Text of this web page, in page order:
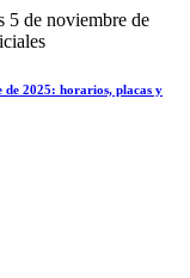
de 2025: horarios, placas y